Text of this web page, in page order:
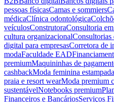
pessoas físicasCamas e sommiers
médicaClínica odontológica
veículosConstrutoraConsultoria
cultura organizacionalConsultorias
digital para empresasCorretora de
modaFaculdade EAD
premiumMaquininhas de
cashbackModa feminina estampada
praia e resort wearModa premium
sustentávelNotebooks premium
Financeiros e BancáriosServiços